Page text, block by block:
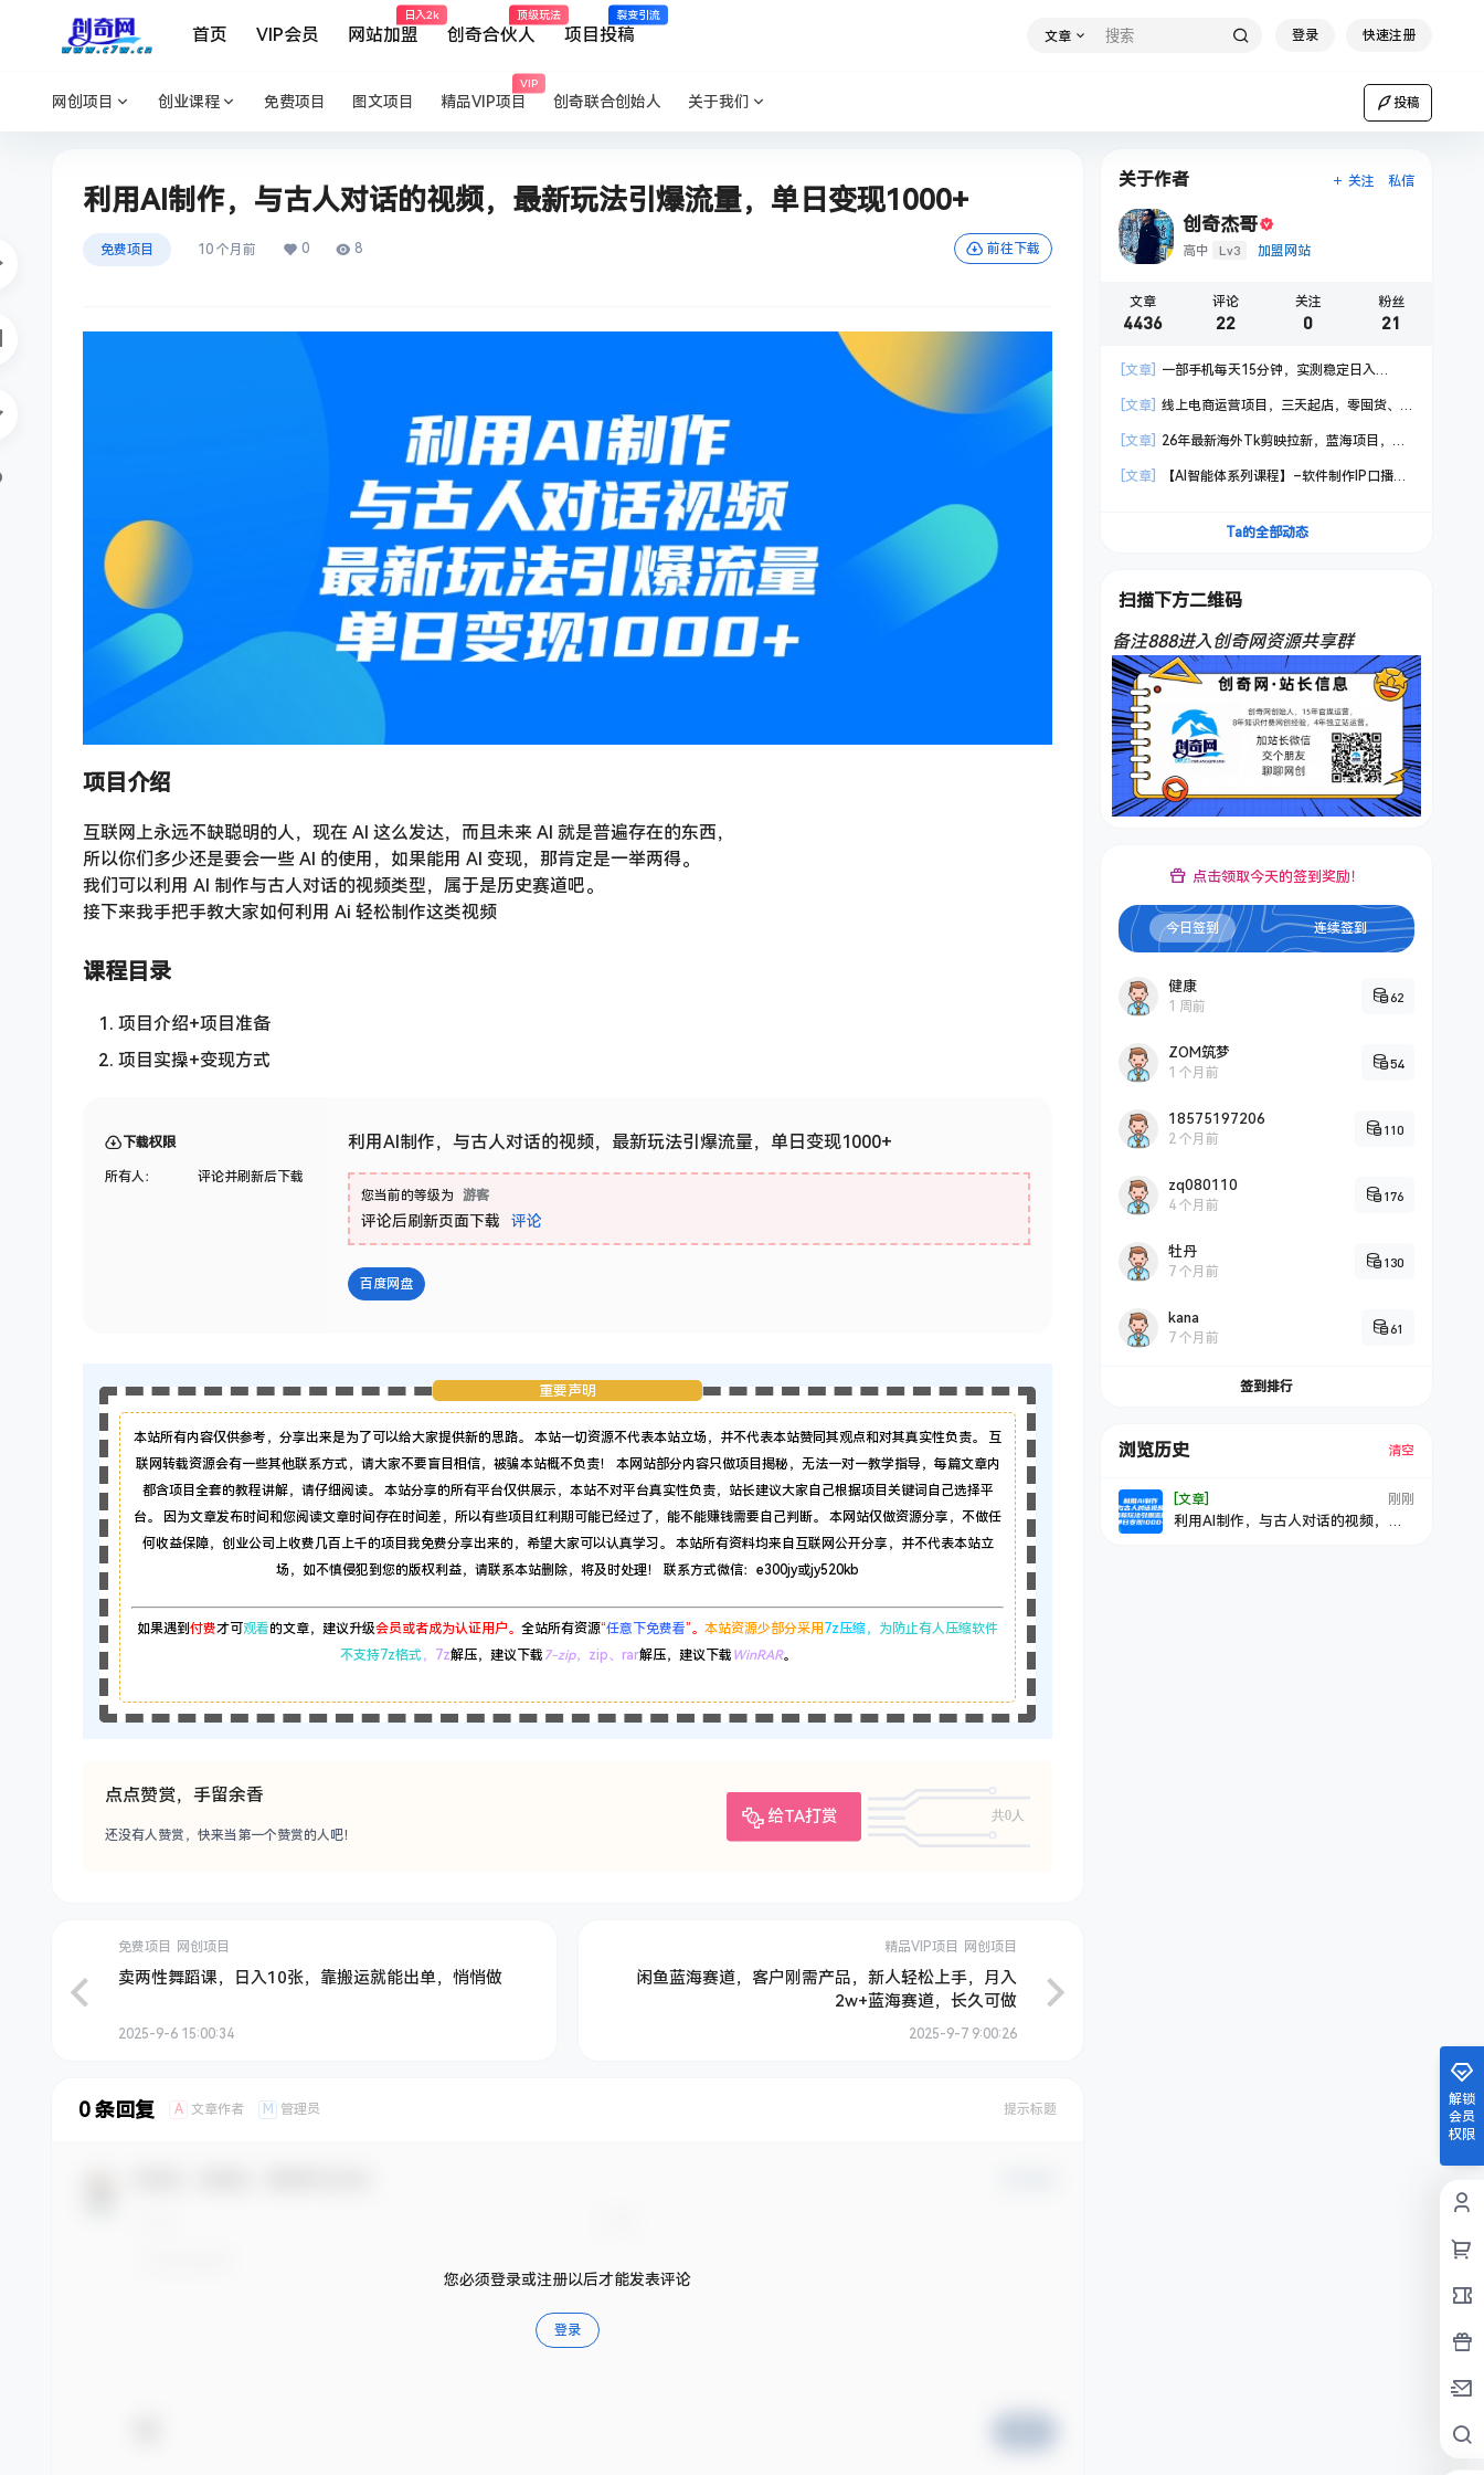
首页 VIP会员 网站加盟
日入2k
创奇合伙人
顶级玩法
项目投稿
裂变引流
文章 登录 快速注册
网创项目 创业课程 免费项目 图文项目 精品VIP项目
VIP
创奇联合创始人 关于我们 投稿
利用AI制作，与古人对话的视频，最新玩法引爆流量，单日变现1000+
免费项目 10 个月前 0 8 前往下载
项目介绍
互联网上永远不缺聪明的人，现在 AI 这么发达，而且未来 AI 就是普遍存在的东西，
所以你们多少还是要会一些 AI 的使用，如果能用 AI 变现，那肯定是一举两得。
我们可以利用 AI 制作与古人对话的视频类型，属于是历史赛道吧。
接下来我手把手教大家如何利用 Ai 轻松制作这类视频
课程目录
项目介绍+项目准备
项目实操+变现方式
下载权限
所有人： 评论并刷新后下载
利用AI制作，与古人对话的视频，最新玩法引爆流量，单日变现1000+
您当前的等级为 游客
评论后刷新页面下载 评论
百度网盘
重要声明
本站所有内容仅供参考，分享出来是为了可以给大家提供新的思路。 本站一切资源不代表本站立场，并不代表本站赞同其观点和对其真实性负责。 互
联网转载资源会有一些其他联系方式，请大家不要盲目相信，被骗本站概不负责！ 本网站部分内容只做项目揭秘，无法一对一教学指导，每篇文章内
都含项目全套的教程讲解，请仔细阅读。 本站分享的所有平台仅供展示，本站不对平台真实性负责，站长建议大家自己根据项目关键词自己选择平
台。 因为文章发布时间和您阅读文章时间存在时间差，所以有些项目红利期可能已经过了，能不能赚钱需要自己判断。 本网站仅做资源分享，不做任
何收益保障，创业公司上收费几百上千的项目我免费分享出来的，希望大家可以认真学习。 本站所有资料均来自互联网公开分享，并不代表本站立
场，如不慎侵犯到您的版权利益，请联系本站删除，将及时处理！ 联系方式微信：e300jy或jy520kb
如果遇到 付费才可观看的文章，建议升级会员或者成为认证用户。 全站所有资源“任意下免费看”。 本站资源少部分采用 7z压缩， 为防止有人压缩软件
不支持7z格式 ，7z解压，建议下载 7-zip，zip、rar解压，建议下载 WinRAR。
点点赞赏，手留余香
给TA打赏
共0人
还没有人赞赏，快来当第一个赞赏的人吧！
免费项目 网创项目
卖两性舞蹈课，日入10张，靠搬运就能出单，悄悄做
2025-9-6 15:00:34
精品VIP项目 网创项目
闲鱼蓝海赛道，客户刚需产品，新人轻松上手，月入
2w+蓝海赛道，长久可做
2025-9-7 9:00:26
0 条回复 A 文章作者 M 管理员 提示标题
您必须登录或注册以后才能发表评论
登录
关于作者 关注 私信
创奇杰哥
高中 Lv3 加盟网站
文章
4436
评论
22
关注
0
粉丝
21
[文章]
一部手机每天15分钟，实测稳定日入
[文章]
线上电商运营项目，三天起店，零囤货、
作战规划
[文章]
26年最新海外Tk剪映拉新，蓝海项目，会
[文章]
【AI智能体系列课程】–软件制作IP口播视
频，轻松起号，日入1000+
Ta的全部动态
扫描下方二维码
备注888进入创奇网资源共享群
点击领取今天的签到奖励！
今日签到 连续签到
健康
1 周前
62
ZOM筑梦
1 个月前
54
18575197206
2 个月前
110
zq080110
4 个月前
176
牡丹
7 个月前
130
kana
7 个月前
61
签到排行
浏览历史 清空
[文章] 刚刚
利用AI制作，与古人对话的视频，最
解锁
会员
权限